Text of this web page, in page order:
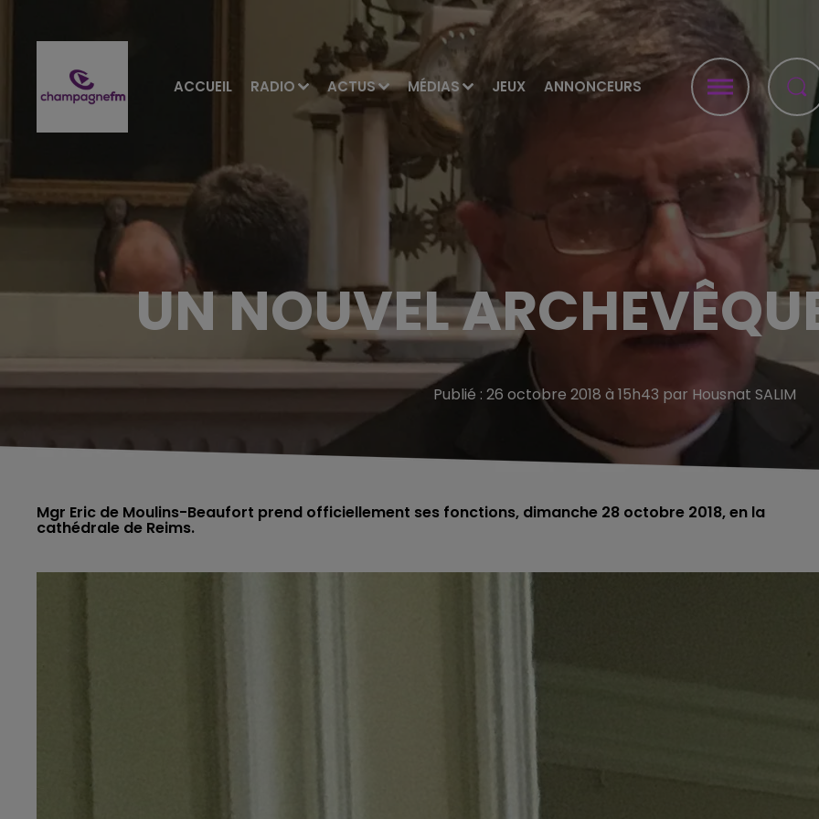
ACCUEIL RADIO ACTUS MÉDIAS JEUX ANNONCEURS
UN NOUVEL
Publié : 26 octobre 2018 à 15h43 par Housnat SALIM
Mgr Eric de Moulins-Beaufort prend officiellement ses fonctions, dimanche 28 octobre 2018, en la
cathédrale de Reims.